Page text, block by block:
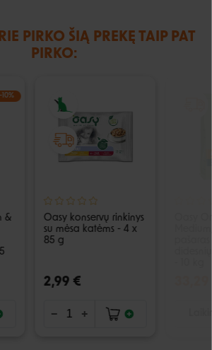
PIRKO ŠIĄ PREKĘ TAIP PAT
PIRKO:
&
Oasy konservų rinkinys
su mėsa katėms - 4 x
85 g
2,99 €